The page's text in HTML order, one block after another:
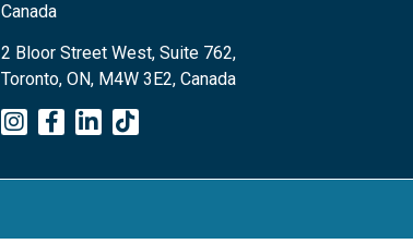
Canada
2 Bloor Street West, Suite 762,
Toronto, ON, M4W 3E2, Canada